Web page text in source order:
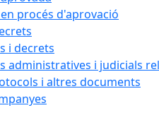
procés d'aprovació
i decrets
administratives i judicials
i altres documents